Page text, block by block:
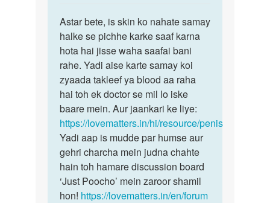
to
Aunty
Ling
k
tope
ko
pura…
by
Astar
Astar
bete,
is
skin
ko…
Astar bete, is skin ko nahate samay
halke se pichhe karke saaf karna
hota hai jisse waha saafai bani
rahe. Yadi aise karte samay koi
zyaada takleef ya blood aa raha
hai toh ek doctor se mil lo iske
baare mein. Aur jaankari ke liye:
https://lovematters.in/hi/resource/penis
Yadi aap is mudde par humse aur
gehri charcha mein judna chahte
hain toh hamare discussion board
‘Just Poocho’ mein zaroor shamil
hon! https://lovematters.in/en/forum